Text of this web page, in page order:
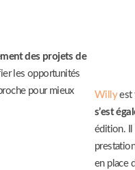
des projets de
les opportunités
pour mieux
Willyest
s’est
édition. Il
en place